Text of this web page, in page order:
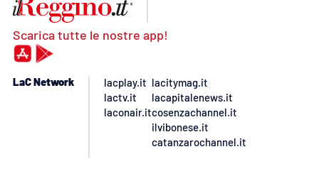
Scarica tutte le nostre app!
LaC Network
lacplay.it
lactv.it
laconair.it
lacitymag.it
lacapitalenews.it
cosenzachannel.it
ilvibonese.it
catanzarochannel.it